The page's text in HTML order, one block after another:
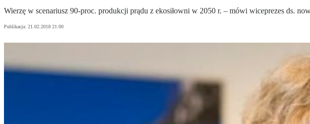
Wierzę w scenariusz 90-proc. produkcji prądu z ekosiłowni w 2050 r. – mówi wiceprezes ds.
Publikacja: 21.02.2018 21:00